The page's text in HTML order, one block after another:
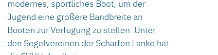
modernes, sportliches Boot, um der
Jugend eine größere Bandbreite an
Booten zur Verfügung zu stellen. Unter
den Segelvereinen der Scharfen Lanke hat